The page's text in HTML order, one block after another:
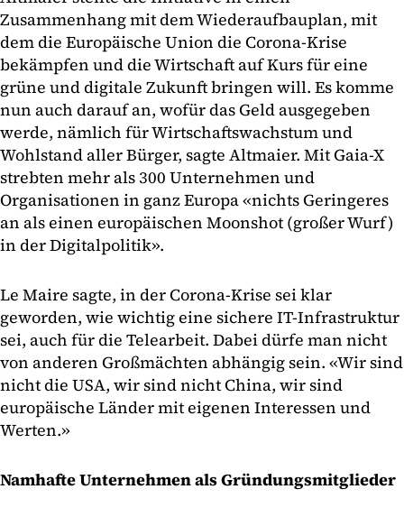
Zusammenhang mit dem Wiederaufbauplan, mit
dem die Europäische Union die Corona-Krise
bekämpfen und die Wirtschaft auf Kurs für eine
grüne und digitale Zukunft bringen will. Es komme
nun auch darauf an, wofür das Geld ausgegeben
werde, nämlich für Wirtschaftswachstum und
Wohlstand aller Bürger, sagte Altmaier. Mit Gaia-X
strebten mehr als 300 Unternehmen und
Organisationen in ganz Europa «nichts Geringeres
an als einen europäischen Moonshot (großer Wurf)
in der Digitalpolitik».
Le Maire sagte, in der Corona-Krise sei klar
geworden, wie wichtig eine sichere IT-Infrastruktur
sei, auch für die Telearbeit. Dabei dürfe man nicht
von anderen Großmächten abhängig sein. «Wir sind
nicht die USA, wir sind nicht China, wir sind
europäische Länder mit eigenen Interessen und
Werten.»
Namhafte Unternehmen als Gründungsmitglieder